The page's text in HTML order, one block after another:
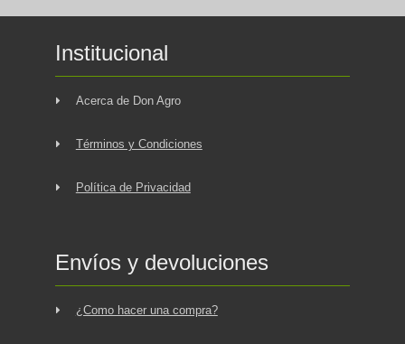
Institucional
Acerca de Don Agro
Términos y Condiciones
Política de Privacidad
Envíos y devoluciones
¿Como hacer una compra?